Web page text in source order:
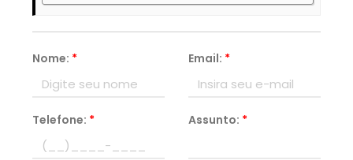
Nome: * Email: *
Telefone: * Assunto: *